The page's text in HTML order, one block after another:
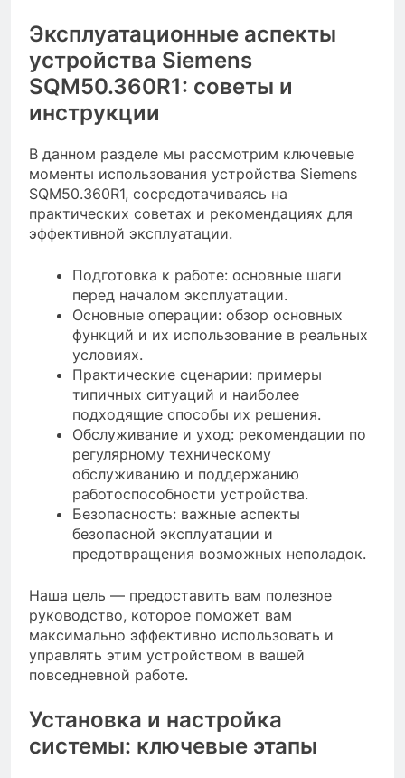
Эксплуатационные аспекты
устройства Siemens
SQM50.360R1: советы и
инструкции
В данном разделе мы рассмотрим ключевые
моменты использования устройства Siemens
SQM50.360R1, сосредотачиваясь на
практических советах и рекомендациях для
эффективной эксплуатации.
Подготовка к работе: основные шаги
перед началом эксплуатации.
Основные операции: обзор основных
функций и их использование в реальных
условиях.
Практические сценарии: примеры
типичных ситуаций и наиболее
подходящие способы их решения.
Обслуживание и уход: рекомендации по
регулярному техническому
обслуживанию и поддержанию
работоспособности устройства.
Безопасность: важные аспекты
безопасной эксплуатации и
предотвращения возможных неполадок.
Наша цель — предоставить вам полезное
руководство, которое поможет вам
максимально эффективно использовать и
управлять этим устройством в вашей
повседневной работе.
Установка и настройка
системы: ключевые этапы